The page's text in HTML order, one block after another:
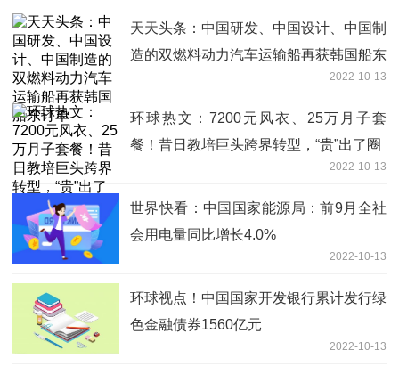
天天头条：中国研发、中国设计、中国制
造的双燃料动力汽车运输船再获韩国船东
2022-10-13
环球热文：7200元风衣、25万月子套
餐！昔日教培巨头跨界转型，“贵”出了圈
2022-10-13
世界快看：中国国家能源局：前9月全社
会用电量同比增长4.0%
2022-10-13
环球视点！中国国家开发银行累计发行绿
色金融债券1560亿元
2022-10-13